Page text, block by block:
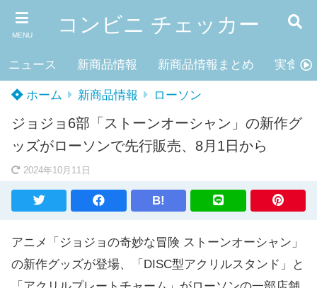
MENU コンビニ チェッカー
ニュース 新商品情報 新商品情報まとめ 実食レ
ホーム 新商品情報 ローソン
ジョジョ6部「ストーンオーシャン」の新作グ
ッズがローソンで先行販売、8月1日から
2024年10月11日
B!
アニメ「ジョジョの奇妙な冒険 ストーンオーシャン」
の新作グッズが登場、「DISC型アクリルスタンド」と